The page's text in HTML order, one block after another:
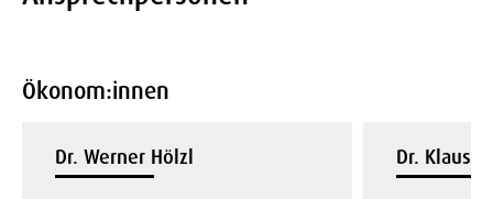
Ökonom:innen
Dr. Werner Hölzl Dr. Klaus